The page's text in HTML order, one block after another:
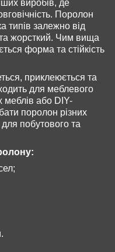
виробів, де
Поролон
типів залежно від
жорсткий. Чим вища
форма та стійкість
приклеюється та
для меблевого
меблів або DIY-
поролон різних
побутового та